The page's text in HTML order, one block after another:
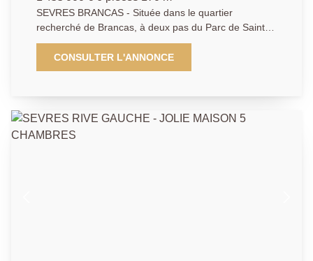
SEVRES BRANCAS - Située dans le quartier
recherché de Brancas, à deux pas du Parc de Saint-
Cloud, des écoles internationales et de la gare (la
Défense/Saint-Lazare), cette maison d'architecte allie
charme de l'ancien et confort contemporain grâce à
cathédrale et cheminée, ainsi qu'une grande cuisine
dinatoire ouvrant sur terrasse et un jardin paysagé.
CONSULTER L'ANNONCE